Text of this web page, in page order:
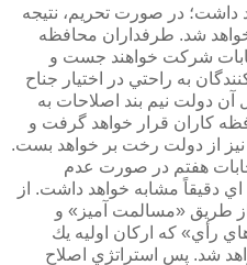
داشت؛ در صورت تحريم، نتيجه
شد. طرفداران محافظه
شركت خواهند جست و
به راحتي در اختيار جناح
دولت نيم بند اصلاحات به
كاران قرار خواهد گرفت و
نيز از دولت رخت بر خواهد بست.
هفتم در صورت عدم
دقيقاً مشابه خواهد داشت. از
طريق «مسالمت آميز» و
رأي» كه اركان اوليه يك
شد. پس استراتژي اصلاح